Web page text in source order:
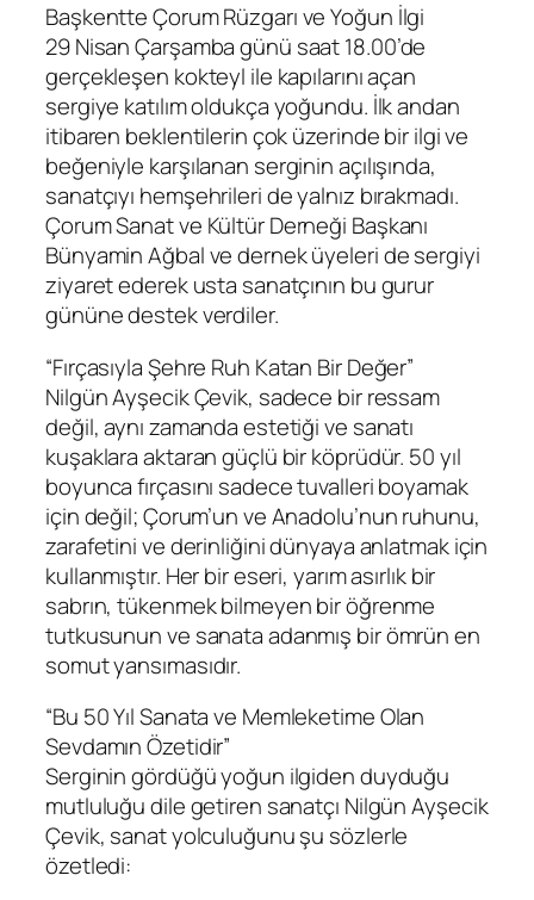
Başkentte Çorum Rüzgarı ve Yoğun İlgi
29 Nisan Çarşamba günü saat 18.00’de
gerçekleşen kokteyl ile kapılarını açan
sergiye katılım oldukça yoğundu. İlk andan
itibaren beklentilerin çok üzerinde bir ilgi ve
beğeniyle karşılanan serginin açılışında,
sanatçıyı hemşehrileri de yalnız bırakmadı.
Çorum Sanat ve Kültür Derneği Başkanı
Bünyamin Ağbal ve dernek üyeleri de sergiyi
ziyaret ederek usta sanatçının bu gurur
gününe destek verdiler.
“Fırçasıyla Şehre Ruh Katan Bir Değer”
Nilgün Ayşecik Çevik, sadece bir ressam
değil, aynı zamanda estetiği ve sanatı
kuşaklara aktaran güçlü bir köprüdür. 50 yıl
boyunca fırçasını sadece tuvalleri boyamak
için değil; Çorum’un ve Anadolu’nun ruhunu,
zarafetini ve derinliğini dünyaya anlatmak için
kullanmıştır. Her bir eseri, yarım asırlık bir
sabrın, tükenmek bilmeyen bir öğrenme
tutkusunun ve sanata adanmış bir ömrün en
somut yansımasıdır.
“Bu 50 Yıl Sanata ve Memleketime Olan
Sevdamın Özetidir”
Serginin gördüğü yoğun ilgiden duyduğu
mutluluğu dile getiren sanatçı Nilgün Ayşecik
Çevik, sanat yolculuğunu şu sözlerle
özetledi: